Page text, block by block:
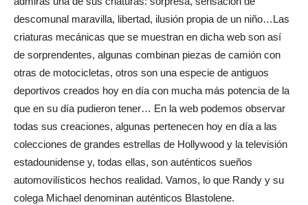
descomunal maravilla, libertad, ilusión propia de un niño…Las
criaturas mecánicas que se muestran en dicha web son así
de sorprendentes, algunas combinan piezas de camión con
otras de motocicletas, otros son una especie de antiguos
deportivos creados hoy en día con mucha más potencia de la
que en su día pudieron tener… En la web podemos observar
todas sus creaciones, algunas pertenecen hoy en día a las
colecciones de grandes estrellas de Hollywood y la televisión
estadounidense y, todas ellas, son auténticos sueños
automovilísticos hechos realidad. Vamos, lo que Randy y su
colega Michael denominan auténticos Blastolene.